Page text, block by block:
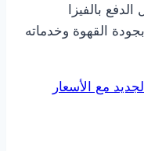
بالفيزا
القهوة وخدماته
مع الأسعار